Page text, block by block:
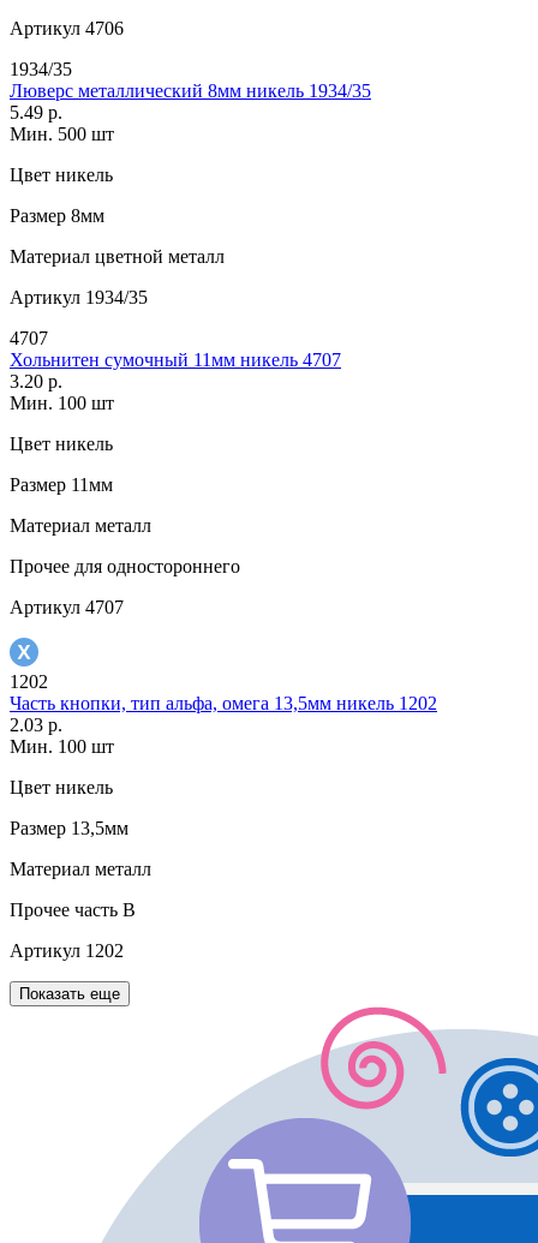
Артикул 4706
1934/35
Люверс металлический 8мм никель 1934/35
5.49 р.
Мин. 500 шт
Цвет никель
Размер 8мм
Материал цветной металл
Артикул 1934/35
4707
Хольнитен сумочный 11мм никель 4707
3.20 р.
Мин. 100 шт
Цвет никель
Размер 11мм
Материал металл
Прочее для одностороннего
Артикул 4707
1202
Часть кнопки, тип альфа, омега 13,5мм никель 1202
2.03 р.
Мин. 100 шт
Цвет никель
Размер 13,5мм
Материал металл
Прочее часть В
Артикул 1202
Показать еще